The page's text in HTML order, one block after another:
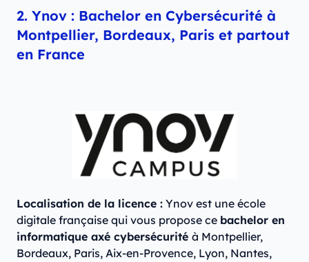
2. Ynov : Bachelor en Cybersécurité à
Montpellier, Bordeaux, Paris et partout
en France
Localisation de la licence : Ynov est une école
digitale française qui vous propose ce bachelor en
informatique axé cybersécurité à Montpellier,
Bordeaux, Paris, Aix-en-Provence, Lyon, Nantes,